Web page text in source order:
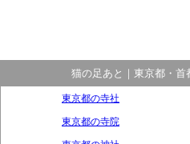
猫の足あと｜東京都・首
東京都の寺社
東京都の寺院